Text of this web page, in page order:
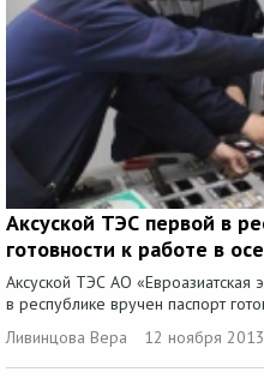
Аксуской ТЭС первой в
готовности к работе в
Аксуской ТЭС АО «Евроазиатская
в республике вручен паспорт
Ливинцова Вера
12 ноября